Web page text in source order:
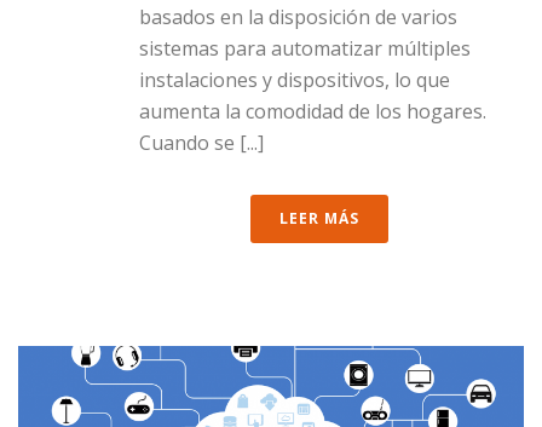
basados en la disposición de varios
sistemas para automatizar múltiples
instalaciones y dispositivos, lo que
aumenta la comodidad de los hogares.
Cuando se [...]
LEER MÁS